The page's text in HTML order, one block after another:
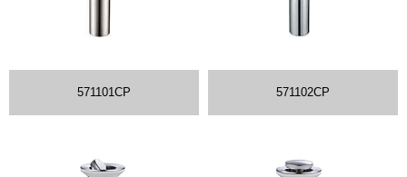
571101CP 571102CP